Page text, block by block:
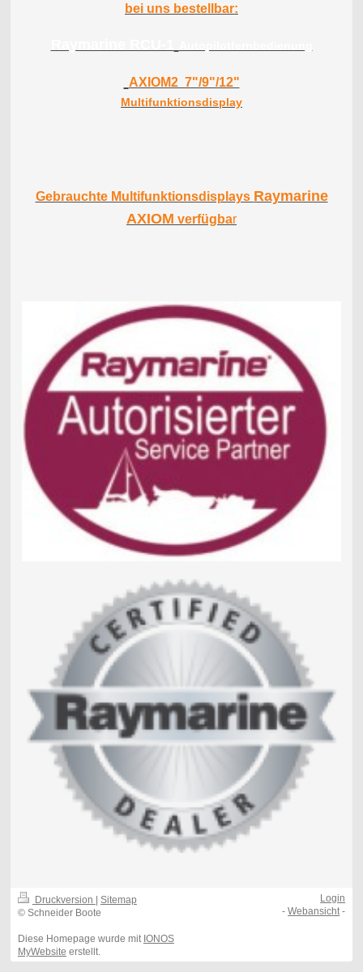
bei uns bestellbar:
AXIOM2 7"/9"/12"
Multifunktionsdisplay
Gebrauchte Multifunktionsdisplays Raymarine
AXIOM verfügbar
Druckversion | Sitemap
© Schneider Boote
Diese Homepage wurde mit IONOS
MyWebsite erstellt.
Login
-Webansicht -